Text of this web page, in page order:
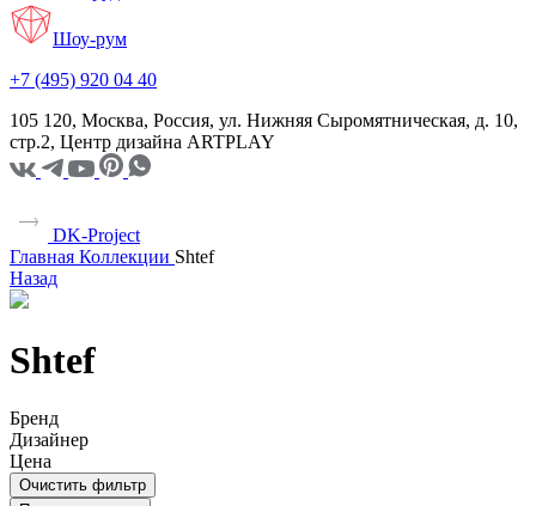
Шоу-рум
+7 (495) 920 04 40
105 120, Москва, Россия, ул. Нижняя Сыромятническая, д. 10,
стр.2, Центр дизайна ARTPLAY
DK-Project
Главная Коллекции Shtef
Назад
Shtef
Бренд
Дизайнер
Цена
Очистить фильтр